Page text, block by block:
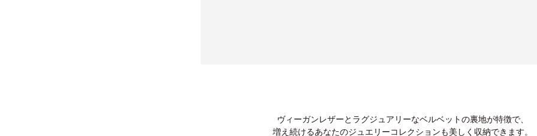
ヴィーガンレザーとラグジュアリーなベルベットの裏地が特徴で、
増え続けるあなたのジュエリーコレクションも美しく収納できます。